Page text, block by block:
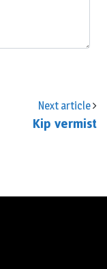
Next article
Kip vermist